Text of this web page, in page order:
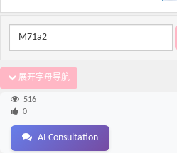
展开字母导航
516
0
AI Consultation